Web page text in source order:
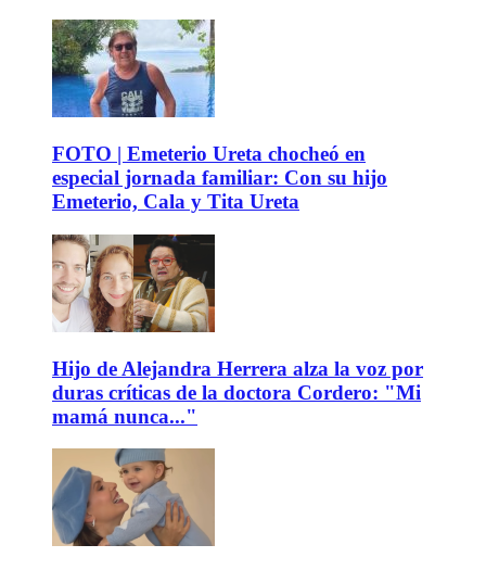
FOTO | Emeterio Ureta chocheó en
especial jornada familiar: Con su hijo
Emeterio, Cala y Tita Ureta
Hijo de Alejandra Herrera alza la voz por
duras críticas de la doctora Cordero: "Mi
mamá nunca..."